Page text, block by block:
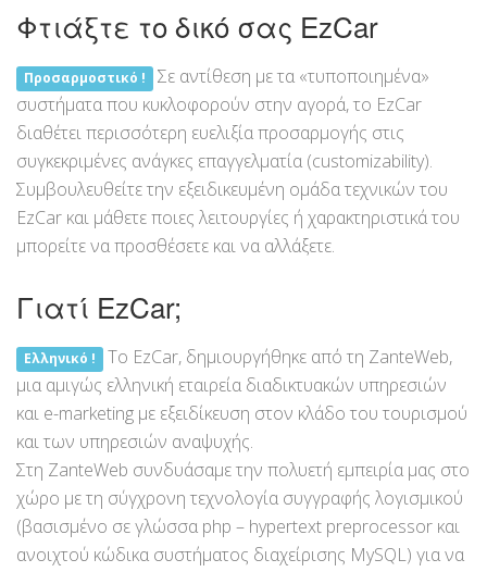
Φτιάξτε το δικό σας EzCar
Προσαρμοστικό !
Σε αντίθεση με τα «τυποποιημένα»
συστήματα που κυκλοφορούν στην αγορά, το EzCar
διαθέτει περισσότερη ευελιξία προσαρμογής στις
συγκεκριμένες ανάγκες επαγγελματία (customizability).
Συμβουλευθείτε την εξειδικευμένη ομάδα τεχνικών του
EzCar και μάθετε ποιες λειτουργίες ή χαρακτηριστικά του
μπορείτε να προσθέσετε και να αλλάξετε.
Γιατί EzCar;
Ελληνικό !
Το ΕzCar, δημιουργήθηκε από τη ZanteWeb,
μια αμιγώς ελληνική εταιρεία διαδικτυακών υπηρεσιών
και e-marketing με εξειδίκευση στον κλάδο του τουρισμού
και των υπηρεσιών αναψυχής.
Στη ZanteWeb συνδυάσαμε την πολυετή εμπειρία μας στο
χώρο με τη σύγχρονη τεχνολογία συγγραφής λογισμικού
(βασισμένο σε γλώσσα php – hypertext preprocessor και
ανοιχτού κώδικα συστήματος διαχείρισης MySQL) για να